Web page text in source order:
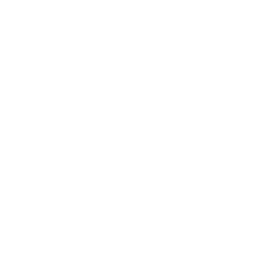
Delhi-
ECO)
ECO)
funciona de